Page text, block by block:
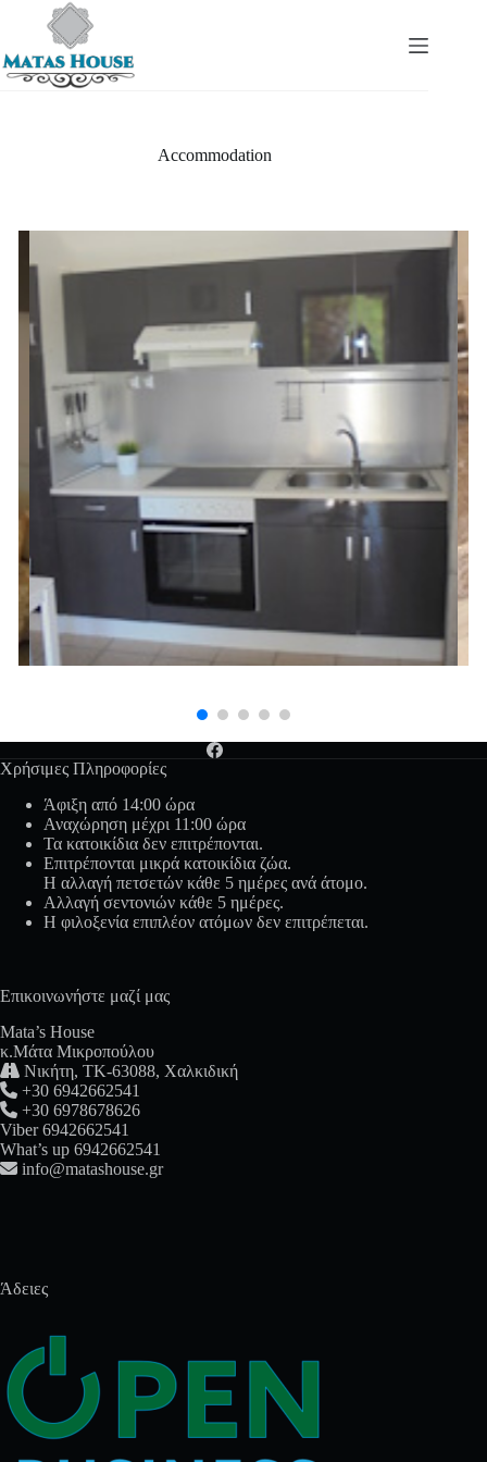
Accommodation
Χρήσιμες Πληροφορίες
Άφιξη από 14:00 ώρα
Αναχώρηση μέχρι 11:00 ώρα
Τα κατοικίδια δεν επιτρέπονται.
Επιτρέπονται μικρά κατοικίδια ζώα.
Η αλλαγή πετσετών κάθε 5 ημέρες ανά άτομο.
Αλλαγή σεντονιών κάθε 5 ημέρες.
Η φιλοξενία επιπλέον ατόμων δεν επιτρέπεται.
Επικοινωνήστε μαζί μας
Mata’s House
κ.Mάτα Μικροπούλου
 Νικήτη, ΤΚ-63088, Χαλκιδική
 +30 6942662541
 +30 6978678626
Viber 6942662541
What’s up 6942662541
 info@matashouse.gr
Άδειες